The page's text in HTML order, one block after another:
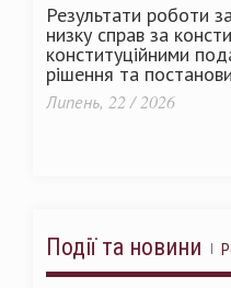
Результати роботи
низку справ за
конституційними
рішення та
Липень, 22 / 2026
Події та новини